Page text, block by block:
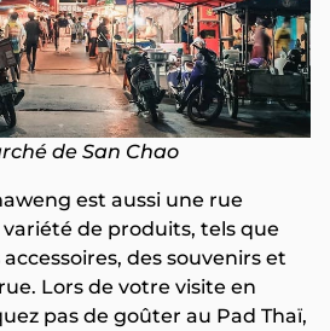
de San Chao
est aussi une rue
de produits, tels que
des souvenirs et
Lors de votre visite en
pas de goûter au Pad Thaï,